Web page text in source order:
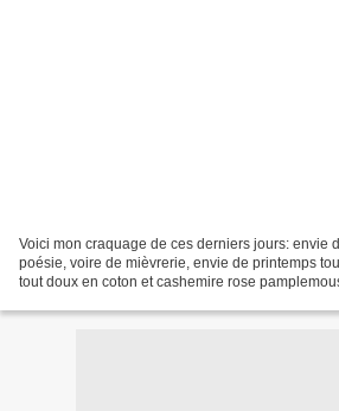
Voici mon craquage de ces derniers jours: envie
poésie, voire de mièvrerie, envie de printemps
tout doux en coton et cashemire rose